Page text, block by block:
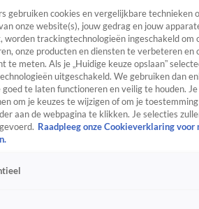
gebruiken cookies en vergelijkbare technieken
onze website(s), jouw gedrag en jouw
worden trackingtechnologieën ingeschakeld
onze producten en diensten te verbeteren en
te meten. Als je „Huidige keuze opslaan”
uitgeschakeld. We gebruiken dan
te laten functioneren en veilig te houden.
om je keuzes te wijzigen of om je
aan de webpagina te klikken. Je selecties
Raadpleeg onze Cookieverklaring